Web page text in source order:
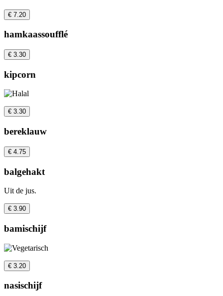
€ 7.20
hamkaassoufflé
€ 3.30
kipcorn
€ 3.30
bereklauw
€ 4.75
balgehakt
Uit de jus.
€ 3.90
bamischijf
€ 3.20
nasischijf